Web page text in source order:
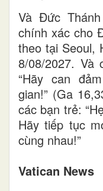
Và Đức
chính xác cho
theo tại Seoul,
8/08/2027. Và
“Hãy can
gian!” (Ga
các bạn trẻ:
Hãy tiếp tục
cùng nhau!”
Vatican News